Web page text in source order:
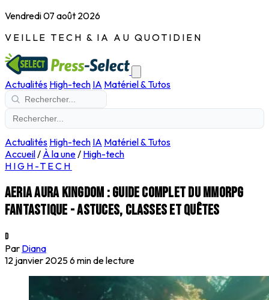
Vendredi 07 août 2026
VEILLE TECH & IA AU QUOTIDIEN
Actualités High-tech IA Matériel & Tutos
Actualités High-tech IA Matériel & Tutos
Accueil/ À la une/ High-tech
HIGH-TECH
Aeria Aura Kingdom : guide complet du MMORPG
fantastique - astuces, classes et quêtes
D
Par Diana
12 janvier 20256 min de lecture